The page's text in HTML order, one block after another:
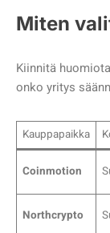
Miten
Kiinnitä
onko yritys
Kauppapaikka
Coinmotion
Northcrypto